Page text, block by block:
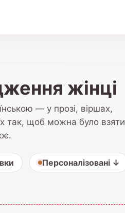
жінці
— у прозі, віршах,
так, щоб можна було взяти
Персоналізовані ↓